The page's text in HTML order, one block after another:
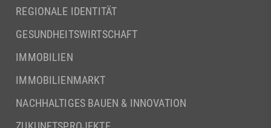
REGIONALE IDENTITÄT
GESUNDHEITSWIRTSCHAFT
IMMOBILIEN
IMMOBILIENMARKT
NACHHALTIGES BAUEN & INNOVATION